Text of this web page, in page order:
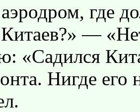
где
—
«Садился
Нигде его